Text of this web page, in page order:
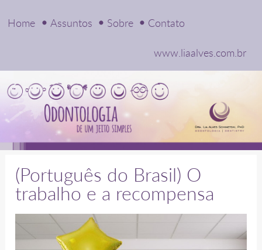
Home Assuntos Sobre Contato
www.liaalves.com.br
(Português do Brasil) O
trabalho e a recompensa